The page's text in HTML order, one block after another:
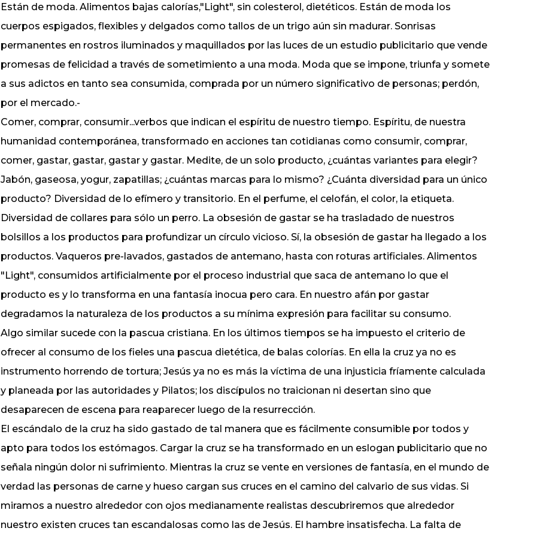
Están de moda. Alimentos bajas calorías,"Light", sin colesterol, dietéticos. Están de moda los
cuerpos espigados, flexibles y delgados como tallos de un trigo aún sin madurar. Sonrisas
permanentes en rostros iluminados y maquillados por las luces de un estudio publicitario que vende
promesas de felicidad a través de sometimiento a una moda. Moda que se impone, triunfa y somete
a sus adictos en tanto sea consumida, comprada por un número significativo de personas; perdón,
por el mercado.-
Comer, comprar, consumir...verbos que indican el espíritu de nuestro tiempo. Espíritu, de nuestra
humanidad contemporánea, transformado en acciones tan cotidianas como consumir, comprar,
comer, gastar, gastar, gastar y gastar. Medite, de un solo producto, ¿cuántas variantes para elegir?
Jabón, gaseosa, yogur, zapatillas; ¿cuántas marcas para lo mismo? ¿Cuánta diversidad para un único
producto? Diversidad de lo efímero y transitorio. En el perfume, el celofán, el color, la etiqueta.
Diversidad de collares para sólo un perro. La obsesión de gastar se ha trasladado de nuestros
bolsillos a los productos para profundizar un círculo vicioso. Sí, la obsesión de gastar ha llegado a los
productos. Vaqueros pre-lavados, gastados de antemano, hasta con roturas artificiales. Alimentos
"Light", consumidos artificialmente por el proceso industrial que saca de antemano lo que el
producto es y lo transforma en una fantasía inocua pero cara. En nuestro afán por gastar
degradamos la naturaleza de los productos a su mínima expresión para facilitar su consumo.
Algo similar sucede con la pascua cristiana. En los últimos tiempos se ha impuesto el criterio de
ofrecer al consumo de los fieles una pascua dietética, de balas colorías. En ella la cruz ya no es
instrumento horrendo de tortura; Jesús ya no es más la víctima de una injusticia fríamente calculada
y planeada por las autoridades y Pilatos; los discípulos no traicionan ni desertan sino que
desaparecen de escena para reaparecer luego de la resurrección.
El escándalo de la cruz ha sido gastado de tal manera que es fácilmente consumible por todos y
apto para todos los estómagos. Cargar la cruz se ha transformado en un eslogan publicitario que no
señala ningún dolor ni sufrimiento. Mientras la cruz se vente en versiones de fantasía, en el mundo de
verdad las personas de carne y hueso cargan sus cruces en el camino del calvario de sus vidas. Si
miramos a nuestro alrededor con ojos medianamente realistas descubriremos que alrededor
nuestro existen cruces tan escandalosas como las de Jesús. El hambre insatisfecha. La falta de